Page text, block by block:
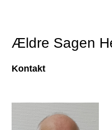
Ældre Sagen
Kontakt